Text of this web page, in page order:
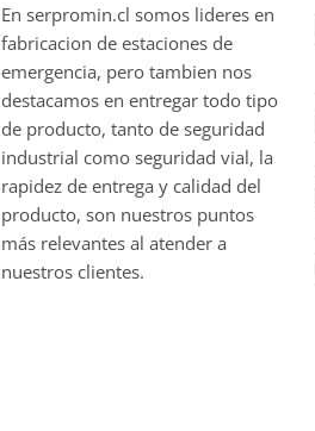
En serpromin.cl somos lideres en
fabricacion de estaciones de
emergencia, pero tambien nos
destacamos en entregar todo tipo
de producto, tanto de seguridad
industrial como seguridad vial, la
rapidez de entrega y calidad del
producto, son nuestros puntos
más relevantes al atender a
nuestros clientes.